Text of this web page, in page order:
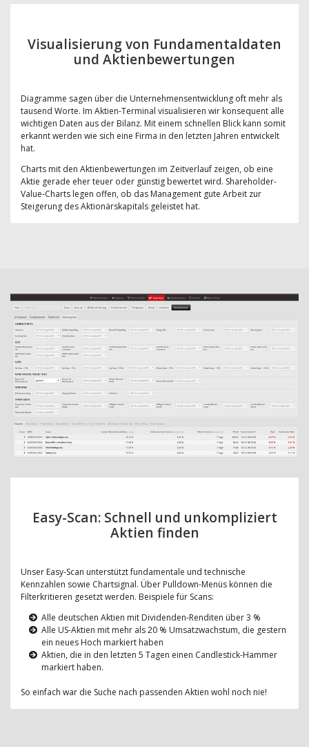
Visualisierung von Fundamentaldaten
und Aktienbewertungen
Diagramme sagen über die Unternehmensentwicklung oft mehr als
tausend Worte. Im Aktien-Terminal visualisieren wir konsequent alle
wichtigen Daten aus der Bilanz. Mit einem schnellen Blick kann somit
erkannt werden wie sich eine Firma in den letzten Jahren entwickelt
hat.
Charts mit den Aktienbewertungen im Zeitverlauf zeigen, ob eine
Aktie gerade eher teuer oder günstig bewertet wird. Shareholder-
Value-Charts legen offen, ob das Management gute Arbeit zur
Steigerung des Aktionärskapitals geleistet hat.
Easy-Scan: Schnell und unkompliziert
Aktien finden
Unser Easy-Scan unterstützt fundamentale und technische
Kennzahlen sowie Chartsignal. Über Pulldown-Menüs können die
Filterkritieren gesetzt werden. Beispiele für Scans:
Alle deutschen Aktien mit Dividenden-Renditen über 3 %
Alle US-Aktien mit mehr als 20 % Umsatzwachstum, die gestern
ein neues Hoch markiert haben
Aktien, die in den letzten 5 Tagen einen Candlestick-Hammer
markiert haben.
So einfach war die Suche nach passenden Aktien wohl noch nie!